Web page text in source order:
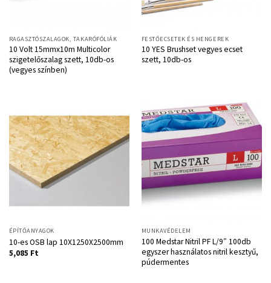
RAGASZTÓSZALAGOK, TAKARÓFÓLIÁK
10 Volt 15mmx10m Multicolor
szigetelőszalag szett, 10db-os
(vegyes színben)
FESTŐECSETEK ÉS HENGEREK
10 YES Brushset vegyes ecset
szett, 10db-os
ÉPÍTŐANYAGOK
10-es OSB lap 10X1250X2500mm
5,085 Ft
MUNKAVÉDELEM
100 Medstar Nitril PF L/9″ 100db
egyszer használatos nitril kesztyű,
púdermentes